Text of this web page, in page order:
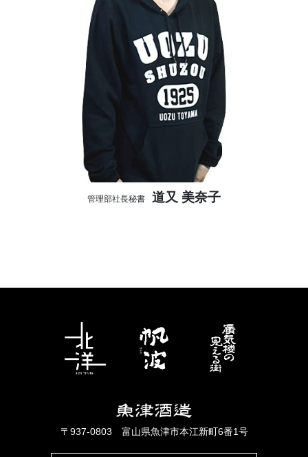
管理部社長秘書 道又 美奈子
〒937-0803 富山県魚津市本江新町6番1号